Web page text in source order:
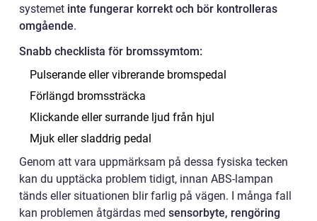
systemet inte fungerar korrekt och bör kontrolleras
omgående.
Snabb checklista för bromssymtom:
Pulserande eller vibrerande bromspedal
Förlängd bromssträcka
Klickande eller surrande ljud från hjul
Mjuk eller sladdrig pedal
Genom att vara uppmärksam på dessa fysiska tecken
kan du upptäcka problem tidigt, innan ABS-lampan
tänds eller situationen blir farlig på vägen. I många fall
kan problemen åtgärdas med sensorbyte, rengöring